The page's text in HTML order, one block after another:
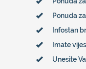
Ponuda
Infostan
Imate
Unesite